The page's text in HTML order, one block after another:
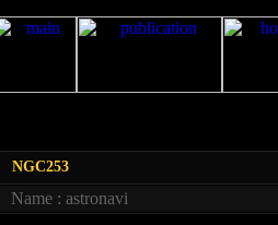
NGC253
Name : astronavi